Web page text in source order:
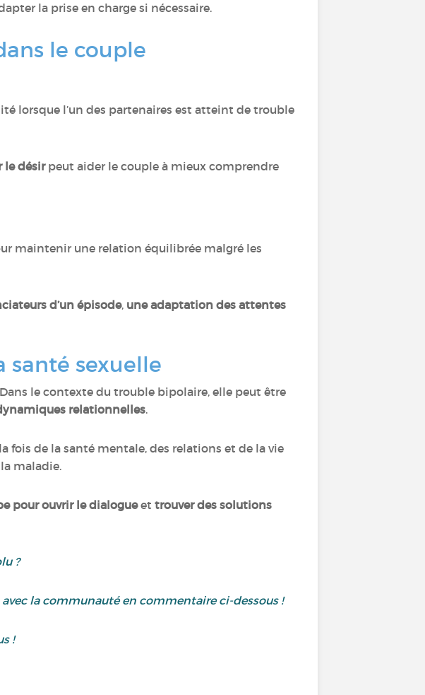
la prise en charge si nécessaire.
le couple
lorsque l’un des partenaires est atteint de trouble
le désirpeut aider le couple à mieux comprendre
maintenir une relation équilibrée malgré les
d’un épisode, une adaptation des attentes
santé sexuelle
le contexte du trouble bipolaire, elle peut être
relationnelles.
de la santé mentale, des relations et de la vie
maladie.
pour ouvrir le dialogueet trouver des solutions
?
la communauté en commentaire ci-dessous !
!